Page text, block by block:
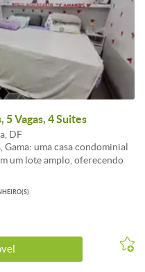
5 Vagas, 4 Suites
DF
uma casa condominial
um lote amplo, oferecendo
praticidade e bem-estar em
DF. Condominio fechado,
Está com taxa extra
DE PGTO*. Solicite
suítes) ideais para sua família